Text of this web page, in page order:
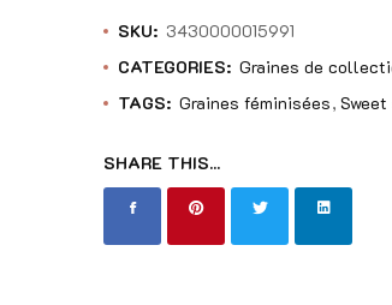
SKU: 3430000015991
CATEGORIES: Graines de
TAGS: Graines féminisées
SHARE THIS...